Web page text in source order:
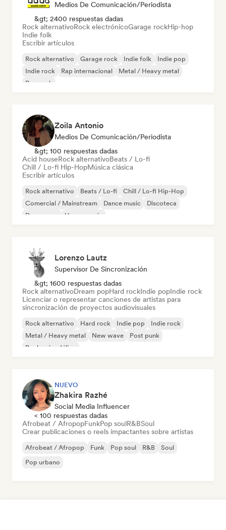
Medios De Comunicación/Periodista
&gt; 2400 respuestas dadas
Rock alternativoRock electrónicoGarage rockHip-hop
Indie folk
Escribir artículos
Rock alternativo Garage rock Indie folk
Indie pop
Indie rock
Rap internacional
Metal / Heavy metal
Pop rock
Zoila Antonio
Medios De Comunicación/Periodista
&gt; 100 respuestas dadas
Acid houseRock alternativoBeats / Lo-fi
Chill / Lo-fi Hip-HopMúsica clásica
Escribir artículos
Rock alternativo Beats / Lo-fi
Chill / Lo-fi Hip-Hop
Comercial / Mainstream
Dance music
Discoteca
Dream pop
House music
Lorenzo Lautz
Supervisor De Sincronización
&gt; 1600 respuestas dadas
Rock alternativoDream popHard rockIndie popIndie rock
Licenciar o representar canciones de artistas para
sincronización de proyectos audiovisuales
Rock alternativo Hard rock Indie pop
Indie rock
Metal / Heavy metal
New wave
Post punk
Rock psicodélico
NUEVO
Zhakira Razhé
Social Media Influencer
< 100 respuestas dadas
Afrobeat / AfropopFunkPop soulR&BSoul
Crear publicaciones o reels impactantes sobre artistas
Afrobeat / Afropop Funk Pop soul R&B
Soul
Pop urbano